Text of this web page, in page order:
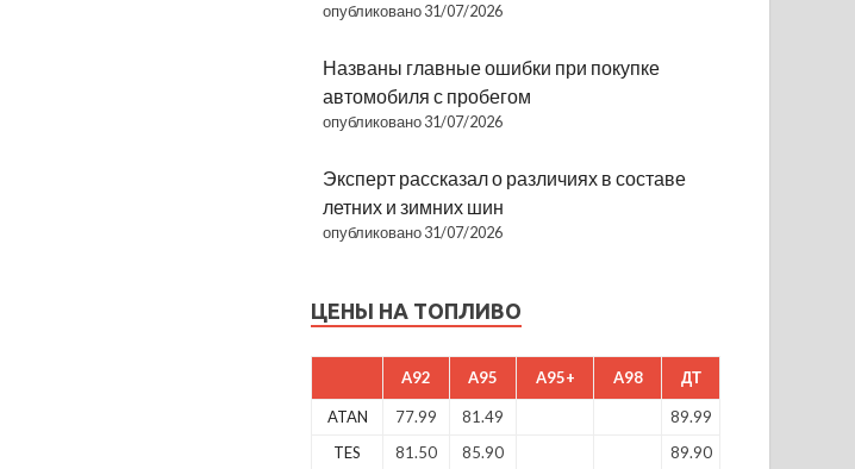
опубликовано 31/07/2026
Названы главные ошибки при покупке
автомобиля с пробегом
опубликовано 31/07/2026
Эксперт рассказал о различиях в составе
летних и зимних шин
опубликовано 31/07/2026
ЦЕНЫ НА ТОПЛИВО
A92 A95 A95+ A98 ДТ
ATAN 77.99 81.49
89.99
TES
81.50 85.90
89.90